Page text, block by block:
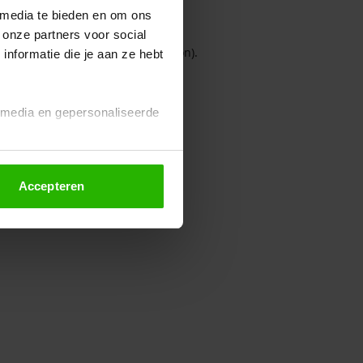
te bieden en om ons
partners voor social
die je aan ze hebt
en gepersonaliseerde
altijd wijzigen of
Accepteren
console for more information).